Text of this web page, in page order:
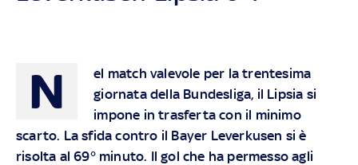
N
el match valevole per la trentesima
giornata della Bundesliga, il Lipsia si
impone in trasferta con il minimo
scarto. La sfida contro il Bayer Leverkusen si è
risolta al 69° minuto. Il gol che ha permesso agli